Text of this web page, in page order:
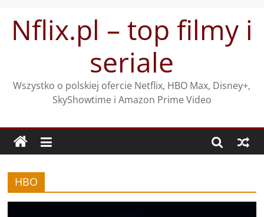
treściNflix.pl – top filmy i
seriale
Wszystko o polskiej ofercie Netflix, HBO Max, Disney+,
SkyShowtime i Amazon Prime Video
HBO